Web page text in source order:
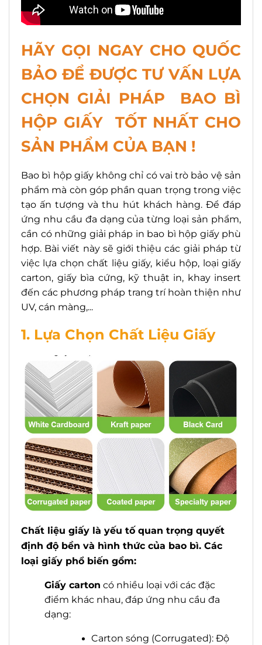
HÃY GỌI NGAY CHO QUỐC
BẢO ĐỂ ĐƯỢC TƯ VẤN LỰA
CHỌN GIẢI PHÁP BAO BÌ
HỘP GIẤY TỐT NHẤT CHO
SẢN PHẨM CỦA BẠN !
Bao bì hộp giấy không chỉ có vai trò bảo vệ sản
phẩm mà còn góp phần quan trọng trong việc
tạo ấn tượng và thu hút khách hàng. Để đáp
ứng nhu cầu đa dạng của từng loại sản phẩm,
cần có những giải pháp in bao bì hộp giấy phù
hợp. Bài viết này sẽ giới thiệu các giải pháp từ
việc lựa chọn chất liệu giấy, kiểu hộp, loại giấy
carton, giấy bìa cứng, kỹ thuật in, khay insert
đến các phương pháp trang trí hoàn thiện như
UV, cán màng,...
1. Lựa Chọn Chất Liệu Giấy
Chất liệu giấy là yếu tố quan trọng quyết
định độ bền và hình thức của bao bì. Các
loại giấy phổ biến gồm:
Giấy carton có nhiều loại với các đặc
điểm khác nhau, đáp ứng nhu cầu đa
dạng:
Carton sóng (Corrugated): Độ